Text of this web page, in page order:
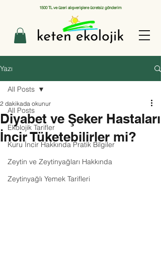
1500 TL ve üzeri alışverişlere ücretsiz gönderim
Yazı
All Posts
Ekolojik Tarifler
Kuru İncir Hakkında Pratik Bilgiler
Zeytin ve Zeytinyağları Hakkında
Zeytinyağlı Yemek Tarifleri
All Posts
Diyabet ve Şeker Hastaları
İncir Tüketebilirler mi?
2 dakikada okunur